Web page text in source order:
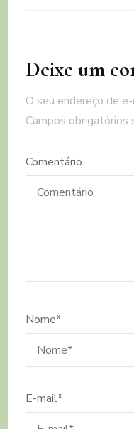
Deixe um
O seu endereço de
Campos obrigatórios
Comentário
Nome*
E-mail*